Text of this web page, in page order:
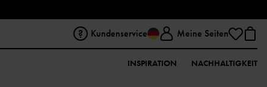
Kundenservice Meine Seiten
INSPIRATION NACHHALTIGKEIT